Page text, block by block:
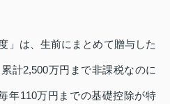
」は、生前にまとめて贈与した
計2,500万円まで非課税なのに
年110万円までの基礎控除が特